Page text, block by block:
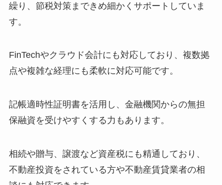
繰り、節税対策まできめ細かくサポートしていま
す。
FinTechやクラウド会計にも対応しており、複数拠
点や複雑な経理にも柔軟に対応可能です。
記帳適時性証明書を活用し、金融機関からの無担
保融資を受けやすくする力もあります。
相続や贈与、譲渡など資産税にも精通しており、
不動産投資をされている方や不動産賃貸業者の相